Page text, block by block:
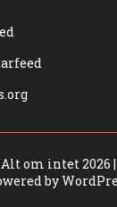
om intet 2026
by